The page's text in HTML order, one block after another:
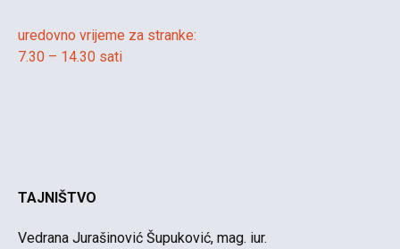
uredovno vrijeme za stranke:
7.30 – 14.30 sati
TAJNIŠTVO
Vedrana Jurašinović Šupuković, mag. iur.